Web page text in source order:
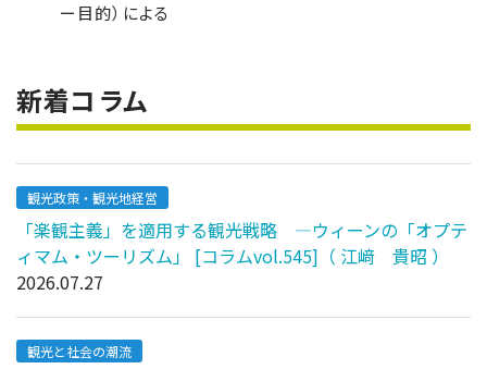
ー目的）による
新着コラム
観光政策・観光地経営
「楽観主義」を適用する観光戦略 ―ウィーンの「オプテ
ィマム・ツーリズム」 [コラムvol.545]（ 江﨑 貴昭 ）
2026.07.27
観光と社会の潮流